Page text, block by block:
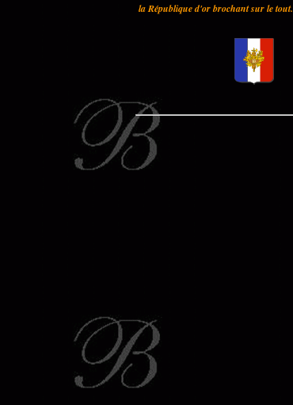
la République d'or brochant sur le tout.